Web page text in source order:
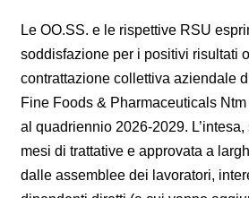
Le OO.SS. e le rispettive RSU
soddisfazione per i positivi risultati
contrattazione collettiva aziendale
Fine Foods & Pharmaceuticals
al quadriennio 2026-2029.
mesi di trattative e approvata a
dalle assemblee dei lavoratori,